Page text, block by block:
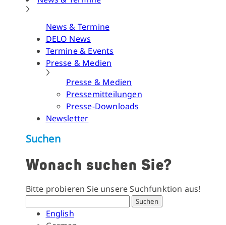
News & Termine
DELO News
Termine & Events
Presse & Medien
Presse & Medien
Pressemitteilungen
Presse-Downloads
Newsletter
Suchen
Wonach suchen Sie?
Bitte probieren Sie unsere Suchfunktion aus!
Suchen
English